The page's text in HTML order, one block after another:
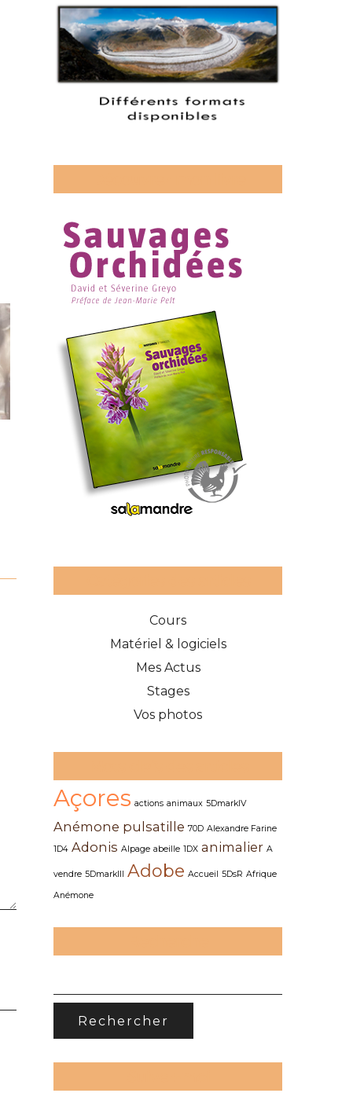
Cours
Matériel & logiciels
Mes Actus
Stages
Vos photos
Açores actions animaux 5DmarkIV
Anémone pulsatille 70D Alexandre Farine
1D4 Adonis Alpage abeille 1DX animalier A
vendre 5DmarkIII Adobe Accueil 5DsR Afrique
Anémone